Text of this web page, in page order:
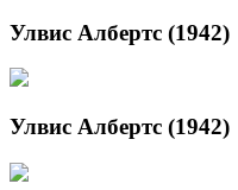
Улвис Албертс (1942)
Улвис Албертс (1942)